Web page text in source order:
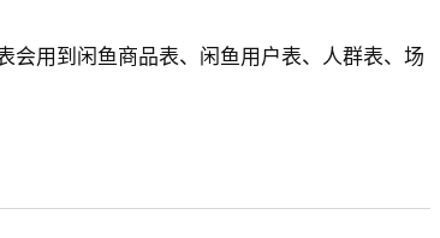
会用到闲鱼商品表、闲鱼用户表、人群表、场